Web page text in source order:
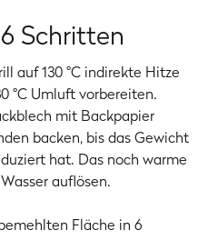
Schritten
auf 130 °C indirekte Hitze
°C Umluft vorbereiten.
mit Backpapier
backen, bis das Gewicht
hat. Das noch warme
auflösen.
Fläche in 6